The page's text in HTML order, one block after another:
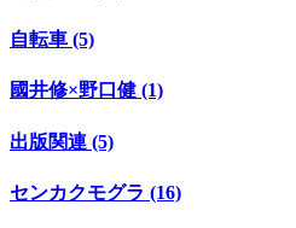
自転車 (5)
國井修×野口健 (1)
出版関連 (5)
センカクモグラ (16)